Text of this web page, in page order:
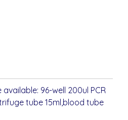
96-well 200ul PCR
tube 15ml,blood tube